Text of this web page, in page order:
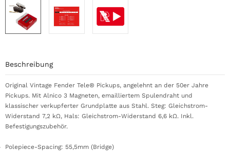
Beschreibung
Original Vintage Fender Tele® Pickups, angelehnt an der 50er Jahre
Pickups. Mit Alnico 3 Magneten, emailliertem Spulendraht und
klassischer verkupferter Grundplatte aus Stahl. Steg: Gleichstrom-
Widerstand 7,2 kΩ, Hals: Gleichstrom-Widerstand 6,6 kΩ. Inkl.
Befestigungszubehör.
Polepiece-Spacing: 55,5mm (Bridge)